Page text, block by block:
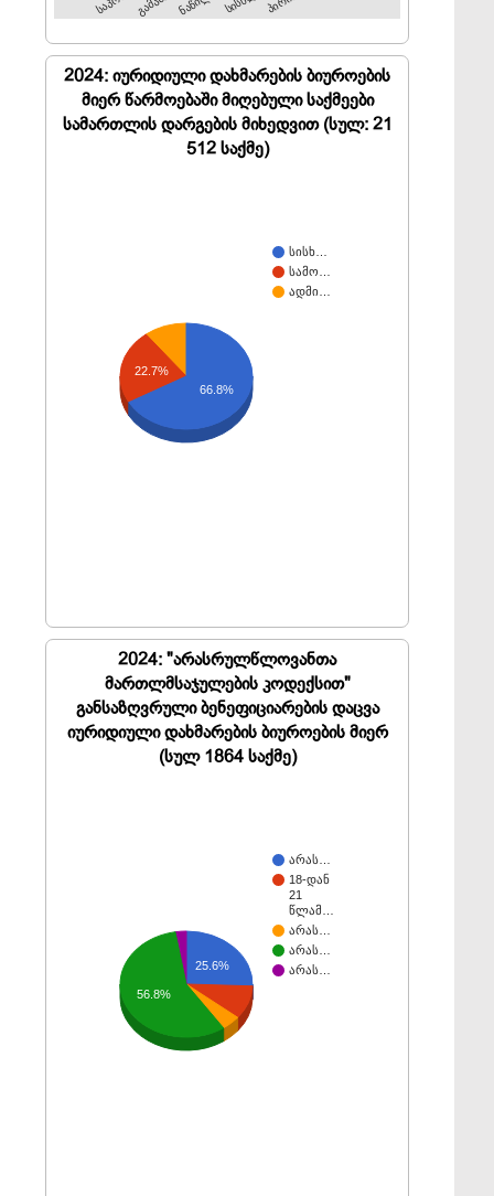
2024: იურიდიული დახმარების ბიუროების
მიერ წარმოებაში მიღებული საქმეები
სამართლის დარგების მიხედვით (სულ: 21
512 საქმე)
სისხ…
სამო…
ადმი…
22.7%
66.8%
2024: "არასრულწლოვანთა
მართლმსაჯულების კოდექსით"
განსაზღვრული ბენეფიციარების დაცვა
იურიდიული დახმარების ბიუროების მიერ
(სულ 1864 საქმე)
არას…
18-დან
21
წლამ…
არას…
არას…
არას…
25.6%
56.8%